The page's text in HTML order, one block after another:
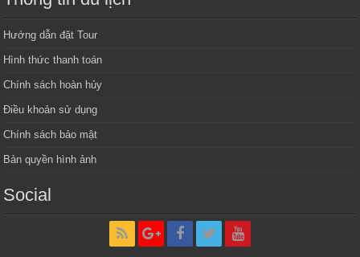
Hướng dẫn đặt Tour
Hình thức thanh toán
Chính sách hoàn hủy
Điều khoản sử dụng
Chính sách bảo mật
Bản quyền hình ảnh
Social